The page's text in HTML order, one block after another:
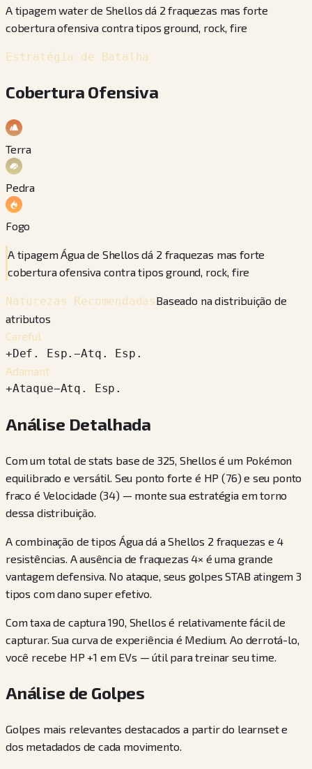
A tipagem water de Shellos dá 2 fraquezas mas forte
cobertura ofensiva contra tipos ground, rock, fire
Estratégia de Batalha
Cobertura Ofensiva
Terra
Pedra
Fogo
A tipagem Água de Shellos dá 2 fraquezas mas forte
cobertura ofensiva contra tipos ground, rock, fire
Naturezas RecomendadasBaseado na distribuição de
atributos
Careful
+Def. Esp.−Atq. Esp.
Adamant
+Ataque−Atq. Esp.
Análise Detalhada
Com um total de stats base de 325, Shellos é um Pokémon
equilibrado e versátil. Seu ponto forte é HP (76) e seu ponto
fraco é Velocidade (34) — monte sua estratégia em torno
dessa distribuição.
A combinação de tipos Água dá a Shellos 2 fraquezas e 4
resistências. A ausência de fraquezas 4× é uma grande
vantagem defensiva. No ataque, seus golpes STAB atingem 3
tipos com dano super efetivo.
Com taxa de captura 190, Shellos é relativamente fácil de
capturar. Sua curva de experiência é Medium. Ao derrotá-lo,
você recebe HP +1 em EVs — útil para treinar seu time.
Análise de Golpes
Golpes mais relevantes destacados a partir do learnset e
dos metadados de cada movimento.